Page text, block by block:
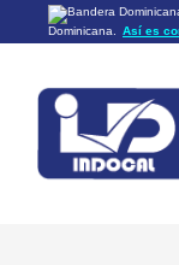
Dominicana.
Así es
Los sitios
Los sitios
HTTPS
Un candado
sitio seguro
confidencial